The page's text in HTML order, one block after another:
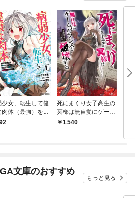
少女、転生して健
肉体（最強）を手
れる 1 ～友達が
死にまくり女子高生の
冥様は無自覚にゲーム
バランスを破壊する
1,540
痛
文庫のおすすめ
もっと見る